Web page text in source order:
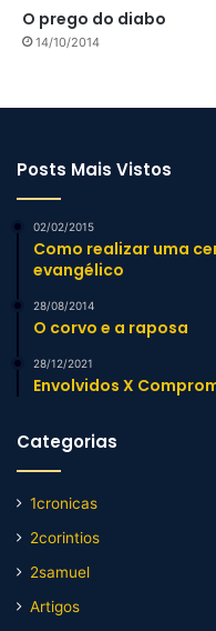
O prego do diabo
14/10/2014
Posts Mais Vistos
02/02/2015
Como realizar uma
evangélico
28/08/2014
O corvo e a raposa
28/12/2021
Envolvidos X
Categorias
1cronicas
2corintios
2samuel
Artigos